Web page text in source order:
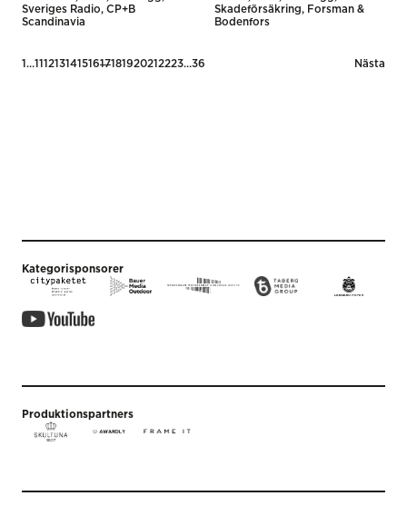
Sveriges Radio
CP+B
Scandinavia
Skadeförsäkring
Forsman &
Bodenfors
Posts
1 …11 12131415161718192021 2223…36 Nästa
Kategorisponsorer
Produktionspartners